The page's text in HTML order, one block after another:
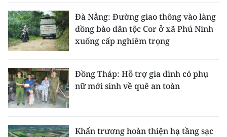
Đà Nẵng: Đường giao thông vào làng
đồng bào dân tộc Cor ở xã Phú Ninh
xuống cấp nghiêm trọng
Đồng Tháp: Hỗ trợ gia đình có phụ
nữ mới sinh về quê an toàn
Khẩn trương hoàn thiện hạ tầng sạc